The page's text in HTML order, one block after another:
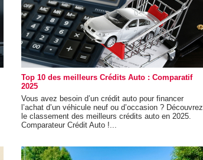
Top 10 des meilleurs Crédits Auto : Comparatif
2025
Vous avez besoin d’un crédit auto pour financer
l’achat d’un véhicule neuf ou d’occasion ? Découvrez
le classement des meilleurs crédits auto en 2025.
Comparateur Crédit Auto !...